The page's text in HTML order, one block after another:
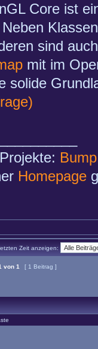
Core ist
sind
mit im
solide
Homepage
Zeit anzeigen:
von 1
[ 1 Beitrag ]